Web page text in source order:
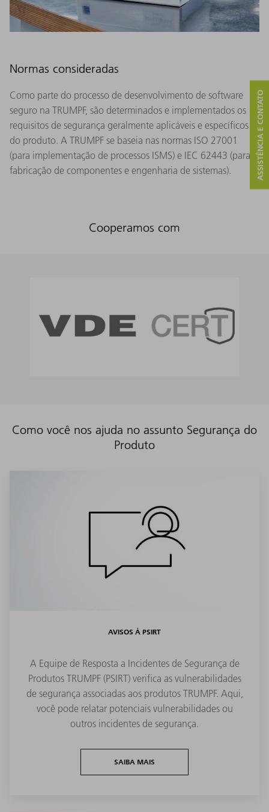
Normas consideradas
Como parte do processo de desenvolvimento de software
seguro na TRUMPF, são determinados e implementados os
requisitos de segurança geralmente aplicáveis ​​e específicos
do produto. A TRUMPF se baseia nas normas ISO 27001
(para implementação de processos ISMS) e IEC 62443 (para
fabricação de componentes e engenharia de sistemas).
Cooperamos com
Como você nos ajuda no assunto Segurança do
Produto
AVISOS À PSIRT
A Equipe de Resposta a Incidentes de Segurança de
Produtos TRUMPF (PSIRT) verifica as vulnerabilidades
de segurança associadas aos produtos TRUMPF. Aqui,
você pode relatar potenciais vulnerabilidades ou
outros incidentes de segurança.
SAIBA MAIS
ASSISTÊNCIA E CONTATO